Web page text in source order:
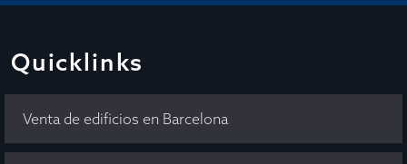
Quicklinks
Venta de edificios en Barcelona